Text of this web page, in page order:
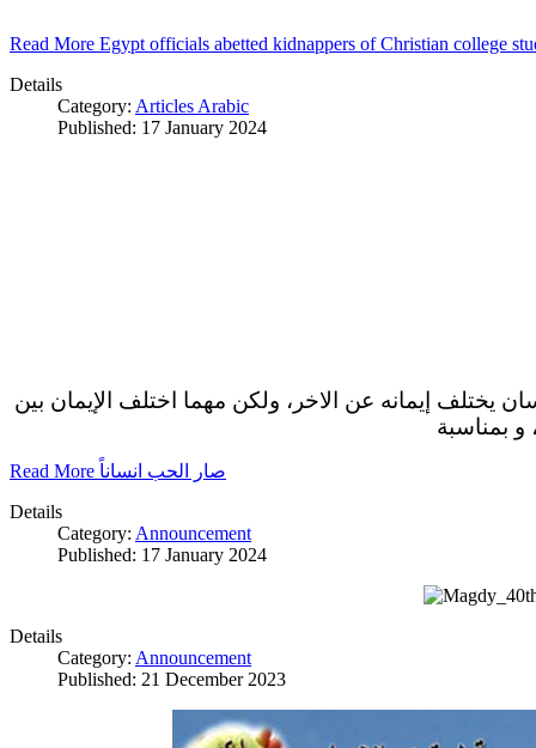
Read More Egypt officials abetted kidnappers of Christian college
Details
Category: Articles Arabic
Published: 17 January 2024
يختلف إيمانه عن الاخر، ولكن مهما اختلف الإيمان بين
و بمناسبة
Read More صار الحب انساناً
Details
Category: Announcement
Published: 17 January 2024
Details
Category: Announcement
Published: 21 December 2023